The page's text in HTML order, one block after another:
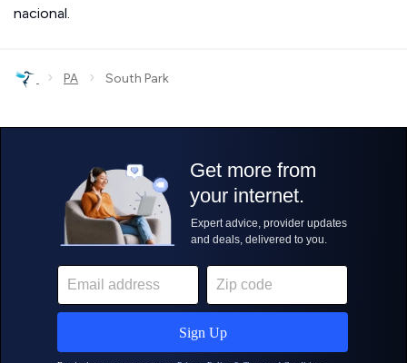
nacional.
› PA › South Park